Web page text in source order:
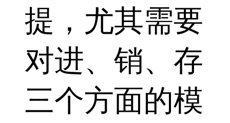
提，尤其需要
对进、销、存
三个方面的模